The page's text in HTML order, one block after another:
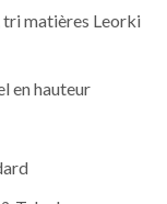
tri matières Leorki
en hauteur